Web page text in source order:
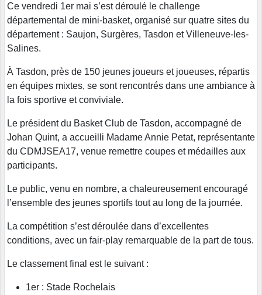
Ce vendredi 1er mai s’est déroulé le challenge
départemental de mini-basket, organisé sur quatre sites du
département : Saujon, Surgères, Tasdon et Villeneuve-les-
Salines.
À Tasdon, près de 150 jeunes joueurs et joueuses, répartis
en équipes mixtes, se sont rencontrés dans une ambiance à
la fois sportive et conviviale.
Le président du Basket Club de Tasdon, accompagné de
Johan Quint, a accueilli Madame Annie Petat, représentante
du CDMJSEA17, venue remettre coupes et médailles aux
participants.
Le public, venu en nombre, a chaleureusement encouragé
l’ensemble des jeunes sportifs tout au long de la journée.
La compétition s’est déroulée dans d’excellentes
conditions, avec un fair-play remarquable de la part de tous.
Le classement final est le suivant :
1er : Stade Rochelais